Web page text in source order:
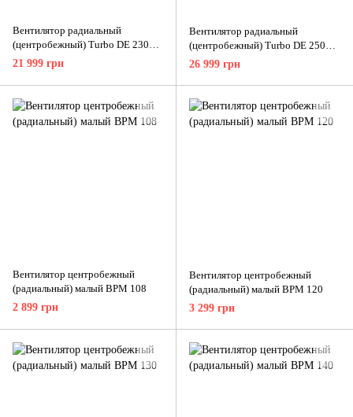
Вентилятор радиальный
(центробежный) Turbo DE 230
380В
21 999 грн
Вентилятор радиальный
(центробежный) Turbo DE 250
380В
26 999 грн
Вентилятор центробежный
(радиальный) малый ВРМ 108
2 899 грн
Вентилятор центробежный
(радиальный) малый ВРМ 120
3 299 грн